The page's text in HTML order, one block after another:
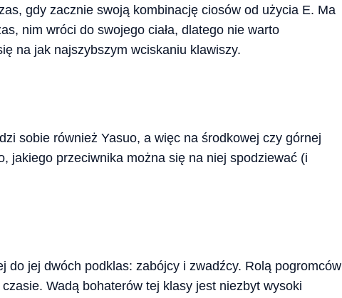
gdy zacznie swoją kombinację ciosów od użycia E. Ma
nim wróci do swojego ciała, dlatego nie warto
na jak najszybszym wciskaniu klawiszy.
sobie również Yasuo, a więc na środkowej czy górnej
jakiego przeciwnika można się na niej spodziewać (i
do jej dwóch podklas: zabójcy i zwadźcy. Rolą pogromców
Wadą bohaterów tej klasy jest niezbyt wysoki